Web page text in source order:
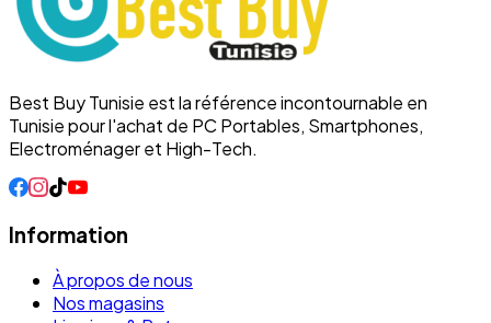
Best Buy Tunisie est la référence incontournable en
Tunisie pour l'achat de PC Portables, Smartphones,
Electroménager et High-Tech.
Information
À propos de nous
Nos magasins